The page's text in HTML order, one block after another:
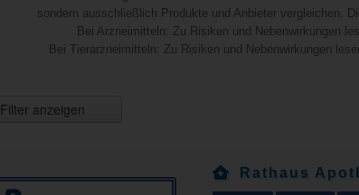
sondern ausschließlich Produkte und Anbieter vergleichen.
Bei Arzneimitteln: Zu Risiken und Nebenwirkungen
Bei Tierarzneimitteln: Zu Risiken und Nebenwirkungen
Filter anzeigen
Rathaus